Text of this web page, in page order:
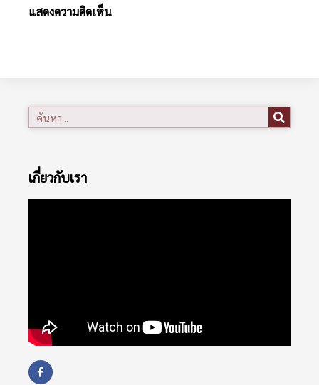
แสดงความคิดเห็น
เกี่ยวกับเรา